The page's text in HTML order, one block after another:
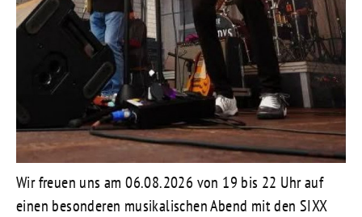
Wir freuen uns am 06.08.2026 von 19 bis 22 Uhr auf
einen besonderen musikalischen Abend mit den SIXX